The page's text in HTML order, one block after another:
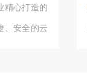
精心打造的
、安全的云